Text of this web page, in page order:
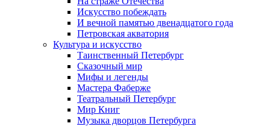
Искусство побеждать
И вечной памятью двенадцатого года
Петровская акватория
Культура и искусство
Таинственный Петербург
Сказочный мир
Мифы и легенды
Мастера Фаберже
Театральный Петербург
Мир Книг
Музыка дворцов Петербурга